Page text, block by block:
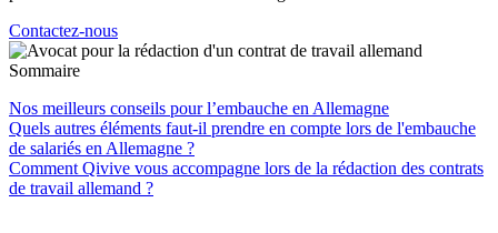
Contactez-nous
Sommaire
Nos meilleurs conseils pour l’embauche en Allemagne
Quels autres éléments faut-il prendre en compte lors de l'embauche
de salariés en Allemagne ?
Comment Qivive vous accompagne lors de la rédaction des contrats
de travail allemand ?